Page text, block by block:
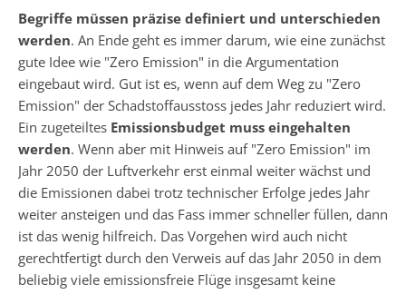
Begriffe müssen präzise definiert und unterschieden
werden. An Ende geht es immer darum, wie eine zunächst
gute Idee wie "Zero Emission" in die Argumentation
eingebaut wird. Gut ist es, wenn auf dem Weg zu "Zero
Emission" der Schadstoffausstoss jedes Jahr reduziert wird.
Ein zugeteiltes Emissionsbudget muss eingehalten
werden. Wenn aber mit Hinweis auf "Zero Emission" im
Jahr 2050 der Luftverkehr erst einmal weiter wächst und
die Emissionen dabei trotz technischer Erfolge jedes Jahr
weiter ansteigen und das Fass immer schneller füllen, dann
ist das wenig hilfreich. Das Vorgehen wird auch nicht
gerechtfertigt durch den Verweis auf das Jahr 2050 in dem
beliebig viele emissionsfreie Flüge insgesamt keine